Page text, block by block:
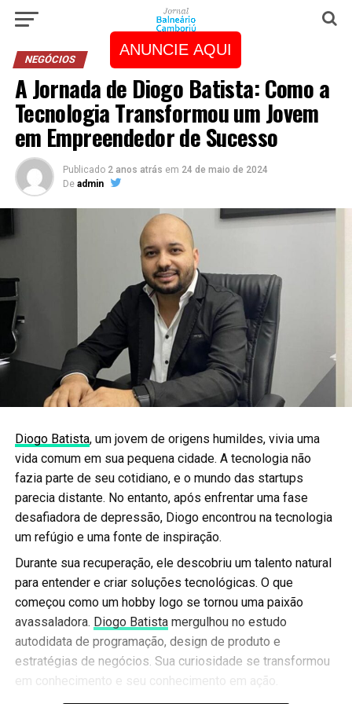
ANUNCIE AQUI
NEGÓCIOS
A Jornada de Diogo Batista: Como a
Tecnologia Transformou um Jovem
em Empreendedor de Sucesso
Publicado 2 anos atrás em 24 de maio de 2024
De admin
Diogo Batista, um jovem de origens humildes, vivia uma
vida comum em sua pequena cidade. A tecnologia não
fazia parte de seu cotidiano, e o mundo das startups
parecia distante. No entanto, após enfrentar uma fase
desafiadora de depressão, Diogo encontrou na tecnologia
um refúgio e uma fonte de inspiração.
Durante sua recuperação, ele descobriu um talento natural
para entender e criar soluções tecnológicas. O que
começou como um hobby logo se tornou uma paixão
avassaladora. Diogo Batistamergulhou no estudo
autodidata de programação, design de produto e
estratégias de negócios. Sua curiosidade se transformou
em conhecimento e seu conhecimento em ação.